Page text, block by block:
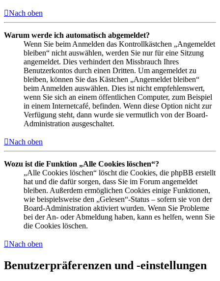
Nach oben
Warum werde ich automatisch abgemeldet?
Wenn Sie beim Anmelden das Kontrollkästchen „Angemeldet
bleiben“ nicht auswählen, werden Sie nur für eine Sitzung
angemeldet. Dies verhindert den Missbrauch Ihres
Benutzerkontos durch einen Dritten. Um angemeldet zu
bleiben, können Sie das Kästchen „Angemeldet bleiben“
beim Anmelden auswählen. Dies ist nicht empfehlenswert,
wenn Sie sich an einem öffentlichen Computer, zum Beispiel
in einem Internetcafé, befinden. Wenn diese Option nicht zur
Verfügung steht, dann wurde sie vermutlich von der Board-
Administration ausgeschaltet.
Nach oben
Wozu ist die Funktion „Alle Cookies löschen“?
„Alle Cookies löschen“ löscht die Cookies, die phpBB erstellt
hat und die dafür sorgen, dass Sie im Forum angemeldet
bleiben. Außerdem ermöglichen Cookies einige Funktionen,
wie beispielsweise den „Gelesen“-Status – sofern sie von der
Board-Administration aktiviert wurden. Wenn Sie Probleme
bei der An- oder Abmeldung haben, kann es helfen, wenn Sie
die Cookies löschen.
Nach oben
Benutzerpräferenzen und -einstellungen